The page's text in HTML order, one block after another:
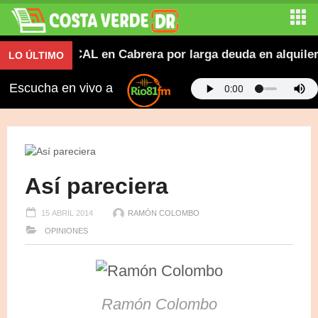
LO ÚLTIMOCAL en Cabrera por larga deuda en alquiler
Escucha en vivo a
Así pareciera
15 ABRIL 2014 RAMÓN COLOMBO
OPINIONES
Ramón Colombo